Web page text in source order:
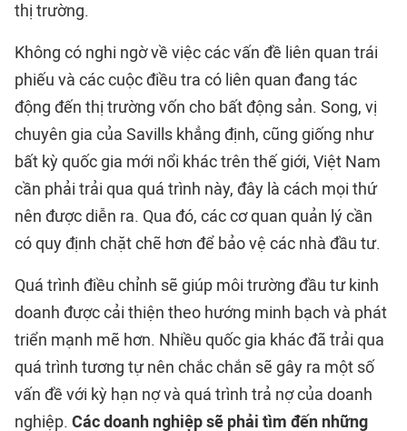
thị trường.
Không có nghi ngờ về việc các vấn đề liên quan trái
phiếu và các cuộc điều tra có liên quan đang tác
động đến thị trường vốn cho bất động sản. Song, vị
chuyên gia của Savills khẳng định, cũng giống như
bất kỳ quốc gia mới nổi khác trên thế giới, Việt Nam
cần phải trải qua quá trình này, đây là cách mọi thứ
nên được diễn ra. Qua đó, các cơ quan quản lý cần
có quy định chặt chẽ hơn để bảo vệ các nhà đầu tư.
Quá trình điều chỉnh sẽ giúp môi trường đầu tư kinh
doanh được cải thiện theo hướng minh bạch và phát
triển mạnh mẽ hơn. Nhiều quốc gia khác đã trải qua
quá trình tương tự nên chắc chắn sẽ gây ra một số
vấn đề với kỳ hạn nợ và quá trình trả nợ của doanh
nghiệp. Các doanh nghiệp sẽ phải tìm đến những